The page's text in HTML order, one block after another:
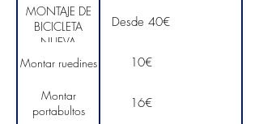
MONTAJE DE
BICICLETA
NUEVA
CARRETERA
Desde 40€
Montar ruedines 10€
Montar
portabultos
16€